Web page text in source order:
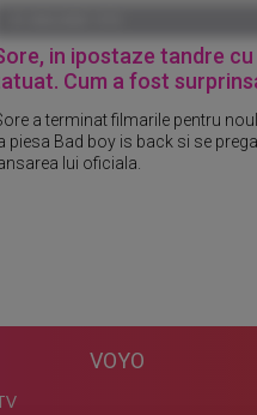
in ipostaze tandre
Cum a fost
a terminat filmarile pentru
piesa Bad boy is back si se
lui oficiala.
VOYO